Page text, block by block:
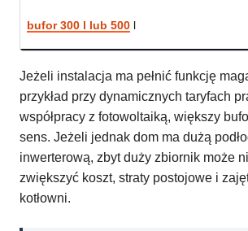
bufor 300 l lub 500 l
Jeżeli instalacja ma pełnić funkcję
przykład przy dynamicznych taryfach
współpracy z fotowoltaiką, większy
sens. Jeżeli jednak dom ma dużą
inwerterową, zbyt duży zbiornik może
zwiększyć koszt, straty postojowe i
kotłowni.